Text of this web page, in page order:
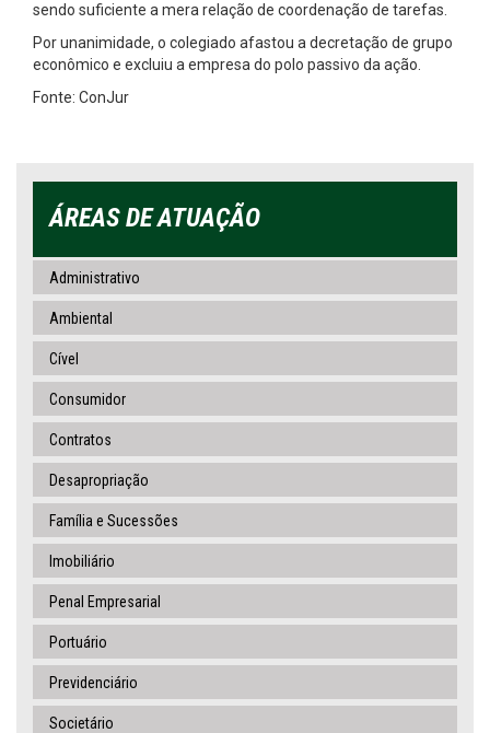
sendo suficiente a mera relação de coordenação de tarefas.
Por unanimidade, o colegiado afastou a decretação de grupo
econômico e excluiu a empresa do polo passivo da ação.
Fonte: ConJur
ÁREAS DE ATUAÇÃO
Administrativo
Ambiental
Cível
Consumidor
Contratos
Desapropriação
Família e Sucessões
Imobiliário
Penal Empresarial
Portuário
Previdenciário
Societário